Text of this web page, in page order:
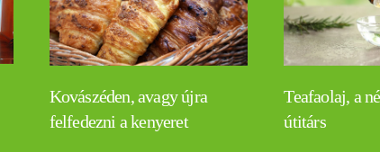
Kovászéden, avagy újra
felfedezni a kenyeret
Teafaolaj, a
útitárs